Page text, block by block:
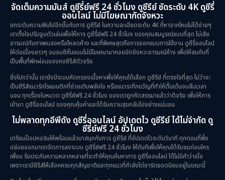
จัดเต็มความมันส์ ดูซีรี่ย์ฟรี 24 ชั่วโมง ดูซีรีย์ ชัดระดับ 4K ดูซีรี่
ออนไลน์ ไม่มีโฆษณากัดจังหวะ
ยกระดับความฟินไปอีกขั้นกับการ ดูซีรีย์ ในความละเอียดระดับ 4K ที่หาจากไหนไม่ได้ง่ายๆ
เราตั้งใจปรับจูนตัวเล่นเพื่อให้การ ดูซีรี่ย์ฟรี 24 ชั่วโมง ของคุณสมบูรณ์แบบที่สุด ไม่เสีย
อารมณ์กับภาพเบลอหรือโหลดค้าง และที่พิเศษสุดคือการออกแบบการใช้งาน ดูซีรี่ออนไลน์
ให้ต่อเนื่องยาวๆ จนจบซีซั่นแบบไม่มีโฆษณามาคอยขัดจังหวะอารมณ์ค้าง เพื่อให้สมกับที่
เป็นพื้นที่พักผ่อนของคอซีรีส์ตัวจริง
ยิ่งไปกว่านั้น เรายังมีระบบคัดกรองเนื้อหาเพื่อให้คุณได้เลือก ดูซีรีย์ ที่ตรงใจที่สุด ไม่ว่าจะ
เป็นซีรีส์แนวรักโรแมนติกที่ช่วยเติมพลังใจ หรือแนวระทึกขวัญที่ทำให้ตื่นเต้นจนลืมเวลา
นอน ทุกเรื่องในหมวด ดูซีรี่ย์ฟรี 24 ชั่วโมง ของเราถูกคัดสรรมาแล้วว่าดีจริง เพื่อให้การ
เข้ามา ดูซีรี่ออนไลน์ ของคุณคุ้มค่าและได้รับความสุขกลับไปอย่างแน่นอน
ไม่พลาดทุกอีพีดัง ดูซีรี่ออนไลน์ อัปเดตไว ดูซีรีย์ ได้ไม่จำกัด ดู
ซีรี่ย์ฟรี 24 ชั่วโมง
เตรียมป๊อปคอร์นให้พร้อมแล้วมาสนุกกับการ ดูซีรีย์ ที่อัปเดตไวระดับวินาที ทุกตอนที่พึ่ง
ปล่อยออกมาเราจัดการลงระบบ ดูซีรี่ย์ฟรี 24 ชั่วโมง ให้ทันทีเพื่อให้คุณได้รับชมก่อนใคร
เพื่อน รับประกันความหลากหลายที่จะทำให้คุณค้นหาการ ดูซีรี่ออนไลน์ ได้ไม่มีคำว่าเบื่อ
เพราะเรามีซีรีส์ให้เลือกครบทุกสัญชาติและทุกแนวที่กำลังไต่ชาร์ตยอดนิยมอยู่ในขณะนี้